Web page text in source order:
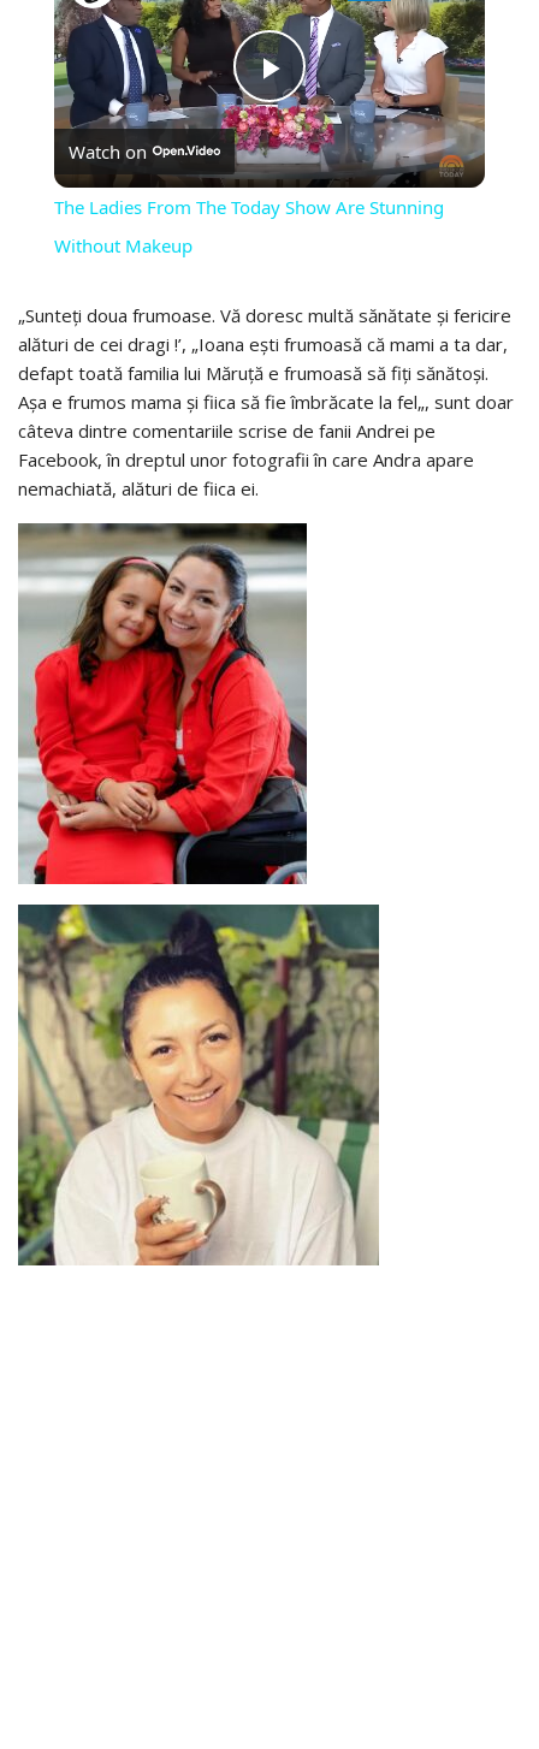
PLAY
VIDEO
Watch on
The Ladies From The Today Show Are Stunning
Without Makeup
„Sunteți doua frumoase. Vă doresc multă sănătate și fericire
alături de cei dragi !’, „Ioana ești frumoasă că mami a ta dar,
defapt toată familia lui Măruță e frumoasă să fiți sănătoși.
Așa e frumos mama și fiica să fie îmbrăcate la fel„, sunt doar
câteva dintre comentariile scrise de fanii Andrei pe
Facebook, în dreptul unor fotografii în care Andra apare
nemachiată, alături de fiica ei.